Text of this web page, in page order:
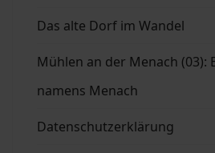
Das alte Dorf im Wandel
Mühlen an der Menach (03):
namens Menach
Datenschutzerklärung